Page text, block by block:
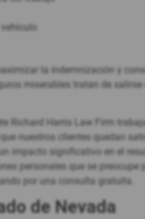
la indemnización y
miserables tratan de
Richard Harris Law Firm
nuestros clientes quedan
impacto significativo en el
personales que se preocupe
por una consulta gratuita.
de Nevada